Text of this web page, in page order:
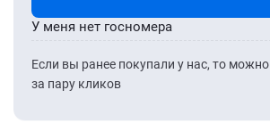
Если вы ранее покупали у нас, то можно
за пару кликов
У меня нет госномера